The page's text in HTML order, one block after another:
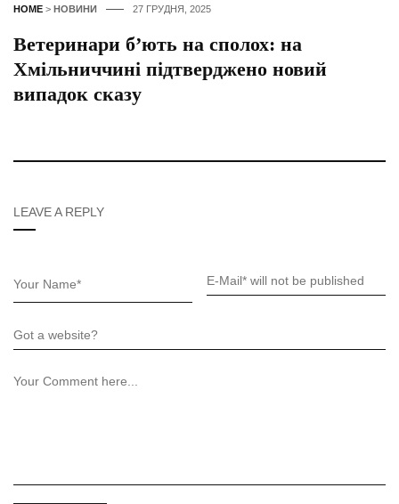
HOME > НОВИНИ 27 ГРУДНЯ, 2025
Ветеринари б’ють на сполох: на
Хмільниччині підтверджено новий
випадок сказу
LEAVE A REPLY